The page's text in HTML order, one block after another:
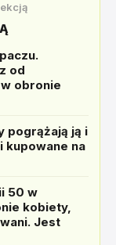
od
obronie
pogrążają ją i
kupowane na
50 w
kobiety,
Jest